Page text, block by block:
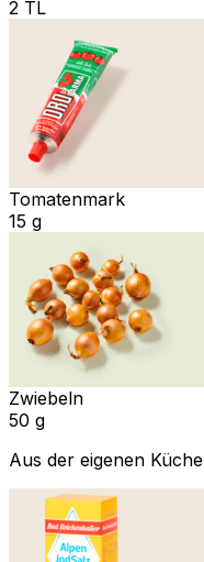
2 TL
Tomatenmark
15 g
Zwiebeln
50 g
Aus der eigenen Küche